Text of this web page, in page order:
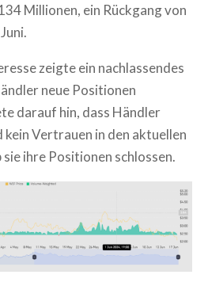
Millionen, ein Rückgang von
zeigte ein nachlassendes
neue Positionen
darauf hin, dass Händler
Vertrauen in den aktuellen
ihre Positionen schlossen.